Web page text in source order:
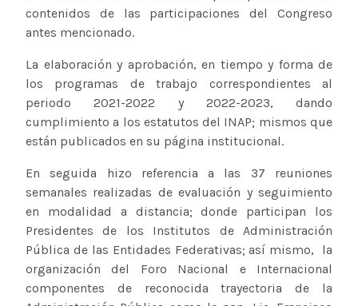
contenidos de las participaciones del Congreso
antes mencionado.
La elaboración y aprobación, en tiempo y forma de
los programas de trabajo correspondientes al
periodo 2021-2022 y 2022-2023, dando
cumplimiento a los estatutos del INAP; mismos que
están publicados en su página institucional.
En seguida hizo referencia a las 37 reuniones
semanales realizadas de evaluación y seguimiento
en modalidad a distancia; donde participan los
Presidentes de los Institutos de Administración
Pública de las Entidades Federativas; así mismo, la
organización del Foro Nacional e Internacional
componentes de reconocida trayectoria de la